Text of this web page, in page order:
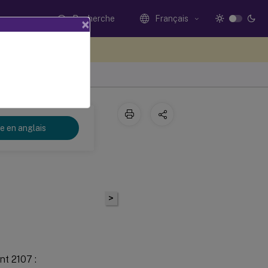
Recherche Français
en anglais
2107 :
>
×